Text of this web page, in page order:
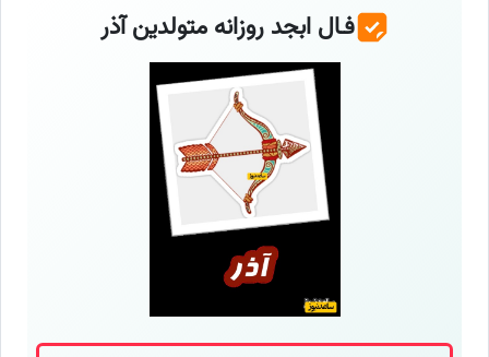
فـال ابجد روزانه متولدین آذر